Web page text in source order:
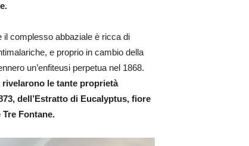
il complesso abbaziale è ricca di
e proprio in cambio della
un’enfiteusi perpetua nel 1868.
le tante proprietà
dell’Estratto di Eucalyptus, fiore
Fontane.